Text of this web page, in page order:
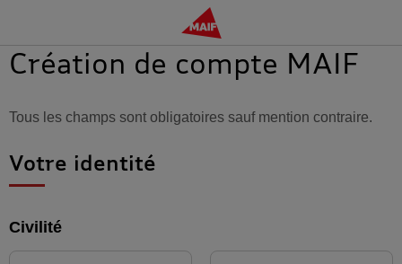
Aller sur le site Maif.fr
Création de compte MAIF
Tous les champs sont obligatoires sauf mention contraire.
Votre identité
Civilité